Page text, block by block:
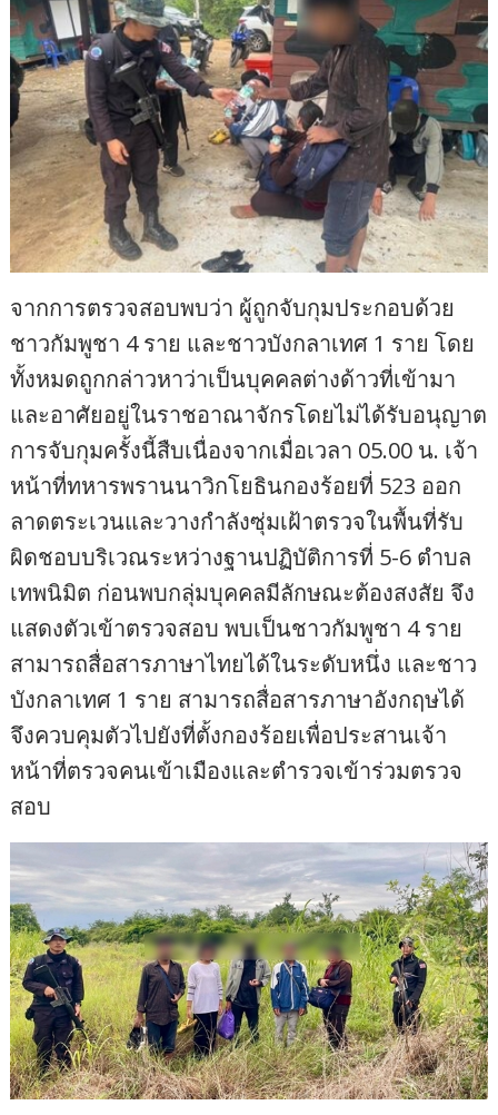
จากการตรวจสอบพบว่า ผู้ถูกจับกุมประกอบด้วย
ชาวกัมพูชา 4 ราย และชาวบังกลาเทศ 1 ราย โดย
ทั้งหมดถูกกล่าวหาว่าเป็นบุคคลต่างด้าวที่เข้ามา
และอาศัยอยู่ในราชอาณาจักรโดยไม่ได้รับอนุญาต
การจับกุมครั้งนี้สืบเนื่องจากเมื่อเวลา 05.00 น. เจ้า
หน้าที่ทหารพรานนาวิกโยธินกองร้อยที่ 523 ออก
ลาดตระเวนและวางกำลังซุ่มเฝ้าตรวจในพื้นที่รับ
ผิดชอบบริเวณระหว่างฐานปฏิบัติการที่ 5-6 ตำบล
เทพนิมิต ก่อนพบกลุ่มบุคคลมีลักษณะต้องสงสัย จึง
แสดงตัวเข้าตรวจสอบ พบเป็นชาวกัมพูชา 4 ราย
สามารถสื่อสารภาษาไทยได้ในระดับหนึ่ง และชาว
บังกลาเทศ 1 ราย สามารถสื่อสารภาษาอังกฤษได้
จึงควบคุมตัวไปยังที่ตั้งกองร้อยเพื่อประสานเจ้า
หน้าที่ตรวจคนเข้าเมืองและตำรวจเข้าร่วมตรวจ
สอบ